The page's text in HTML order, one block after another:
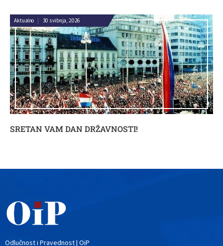
SRETAN VAM DAN DRŽAVNOSTI!
Aktualno | 30 svibnja, 2026
Odlučnost i Pravednost | OiP